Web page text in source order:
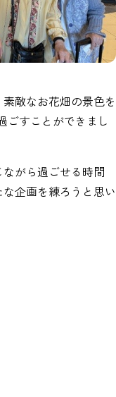
敵なお花畑の景色を
ごすことができまし
がら過ごせる時間
企画を練ろうと思い